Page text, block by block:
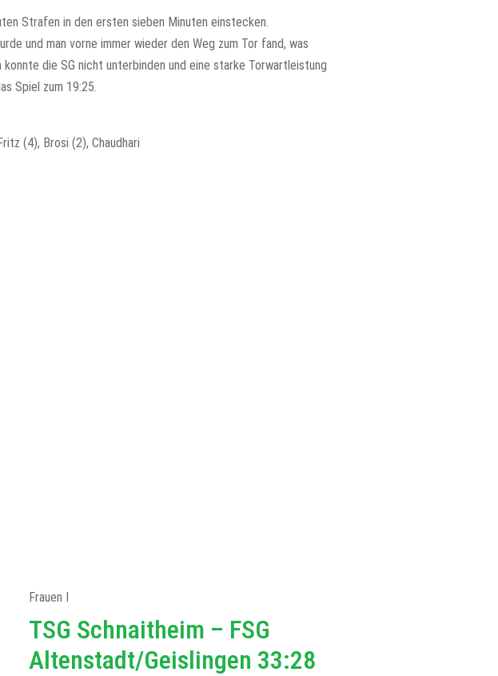
Strafen in den ersten sieben Minuten einstecken.
und man vorne immer wieder den Weg zum Tor fand, was
die SG nicht unterbinden und eine starke Torwartleistung
Spiel zum 19:25.
(4), Brosi (2), Chaudhari
Frauen I
TSG Schnaitheim – FSG
Altenstadt/Geislingen 33:28